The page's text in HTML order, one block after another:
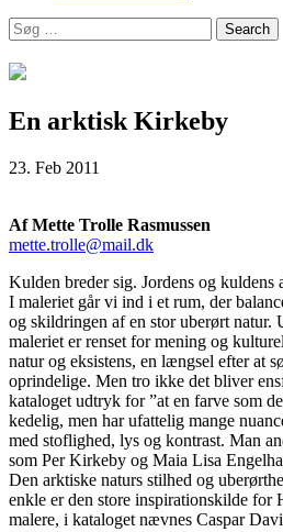
Search
for:
En arktisk Kirkeby
23. Feb 2011
Af Mette Trolle Rasmussen
mette.trolle@mail.dk
Kulden breder sig. Jordens og kuldens
I maleriet går vi ind i et rum, der
og skildringen af en stor uberørt natur.
maleriet er renset for mening og
natur og eksistens, en længsel efter at
oprindelige. Men tro ikke det bliver
kataloget udtryk for ”at en farve som
kedelig, men har ufattelig mange
med stoflighed, lys og kontrast. Man
som Per Kirkeby og Maia Lisa
Den arktiske naturs stilhed og
enkle er den store inspirationskilde
malere, i kataloget nævnes Caspar